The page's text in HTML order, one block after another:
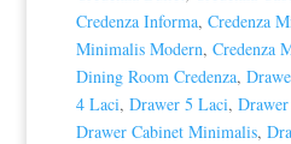
Credenza Informa, Credenza
Minimalis Modern, Credenza
Dining Room Credenza,
4 Laci, Drawer 5 Laci,
Drawer Cabinet Minimalis,